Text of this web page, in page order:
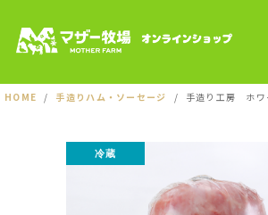
HOME 手造りハム・ソーセージ 手造り工房 ホワ